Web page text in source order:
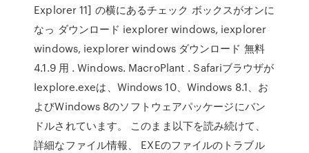
Explorer 11] の横にあるチェック ボックスがオンに
なっ ダウンロード iexplorer windows, iexplorer
windows, iexplorer windows ダウンロード 無料
4.1.9 用 . Windows. MacroPlant . Safariブラウザが
Iexplore.exeは、Windows 10、Windows 8.1、お
よびWindows 8のソフトウェアパッケージにバン
ドルされています。 このまま以下を読み続けて、
詳細なファイル情報、 EXEのファイルのトラブル